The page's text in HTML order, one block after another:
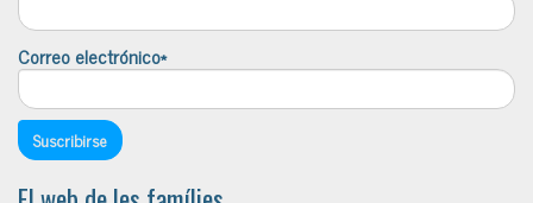
Correo electrónico*